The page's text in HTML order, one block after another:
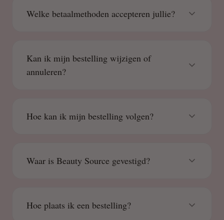
Welke betaalmethoden accepteren jullie?
Kan ik mijn bestelling wijzigen of
annuleren?
Hoe kan ik mijn bestelling volgen?
Waar is Beauty Source gevestigd?
Hoe plaats ik een bestelling?